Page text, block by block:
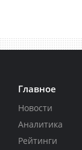
Главное
Новости
Аналитика
Рейтинги